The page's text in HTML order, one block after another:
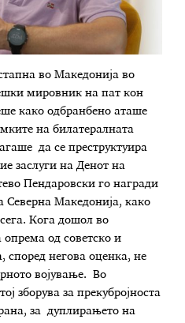
во Македонија во
мировник на пат кон
како одбранбено аташе
на билатералната
да се преструктуира
заслуги на Денот на
Пендаровски го награди
Северна Македонија, како
Кога дошол во
од советско и
според негова оценка, не
војување. Во
зборува за прекубројноста
за дуплирањето на